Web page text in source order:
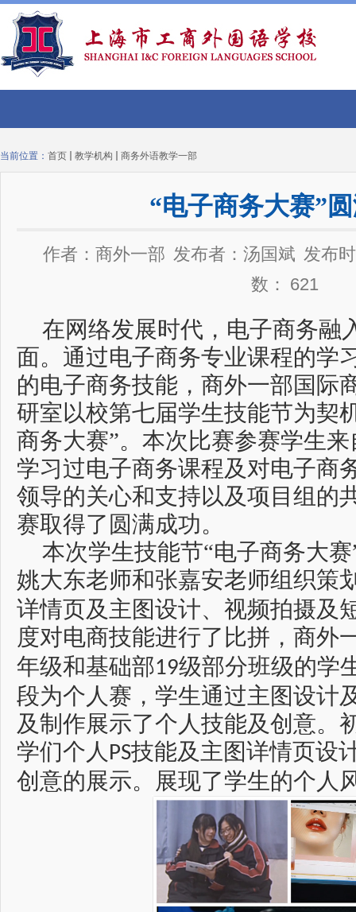
当前位置： 首页 教学机构 商务外语教学一部
“电子商务大赛”
作者：商外一部 发布者：汤国斌 发布
数： 621
在网络发展时代，电子商务融
面。通过电子商务专业课程的学
的电子商务技能，商外一部国际
研室以校第七届学生技能节为契
商务大赛”。本次比赛参赛学生
学习过电子商务课程及对电子商
领导的关心和支持以及项目组的
赛取得了圆满成功。
本次学生技能节“电子商务大
姚大东老师和张嘉安老师组织策
详情页及主图设计、视频拍摄及
度对电商技能进行了比拼，商外
年级和基础部19级部分班级的学
段为个人赛，学生通过主图设计
及制作展示了个人技能及创意。
学们个人 PS技能及主图详情页设
创意的展示。展现了学生的个人